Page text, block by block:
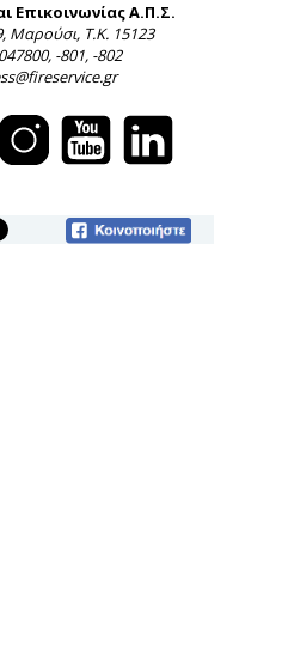
Επικοινωνίας Α.Π.Σ.
Μαρούσι, Τ.Κ. 15123
-801, -802